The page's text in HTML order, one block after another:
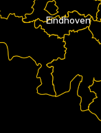
Eindhoven